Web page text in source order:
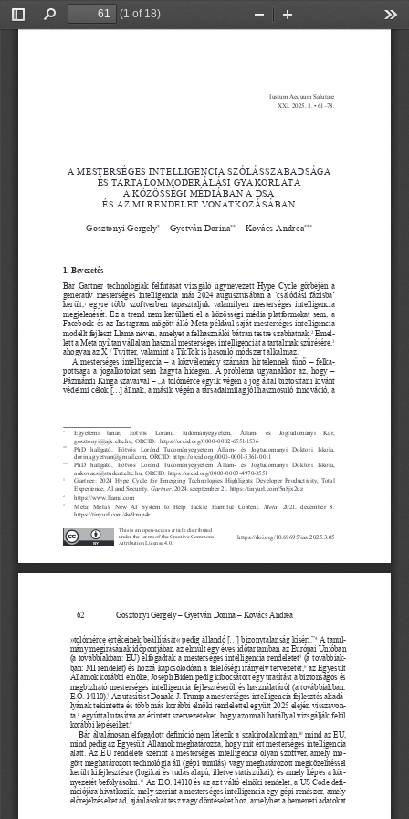
Toggle
Find
(1 of 18)
Zoom
Iustum Aequum Salutare
XXI. 2025. 3. • 61–78.
A MESTERSÉGES INTELLIGENCIA SZÓLÁSSZABADSÁGA
ÉS TARTALOMMODERÁLÁSI GYAKORLATA
A KÖZÖSSÉGI MÉDIÁBAN A DSA
ÉS AZ MI RENDELET VONATKOZÁSÁBAN
Gosztonyi Gergely* – Gyetván Dorina** – Kovács Andrea***
1. Bevezetés
Bár  Gartner  technológiák  felfutását  vizsgáló  úgynevezett  Hype  Cycle  görbéjén  a
generatív  mesterséges  intelligencia  már  2024  augusztusában  a  ‘csalódási  fázisba’
került, 1
  egyre  több  szoftverben  tapasztaljuk  valamilyen  mesterséges  intelligencia
megjelenését.  Ez  a  trend  nem  kerülheti  el  a  közösségi  média  platformokat  sem,  a
Facebook  és  az  Instagram  mögött  álló  Meta  például  saját  mesterséges  intelligencia
modellt fejleszt Llama néven, amelyet a felhasználói bátran testre szabhatnak. 2 Emel-
lett a Meta nyíltan vállaltan használ mesterséges intelligenciát a tartalmak szűrésére, 3
ahogyan az X / Twitter, valamint a TikTok is hasonló módszert alkalmaz.
A mesterséges intelligencia – a közvélemény számára hirtelennek tűnő – felka-
pottsága  a  jogalkotókat  sem  hagyta  hidegen.  A  probléma  ugyanakkor  az,  hogy  –
Pázmándi Kinga szavaival – „a tolómérce egyik végén a jog által biztosítani kívánt
védelmi célok [...] állnak, a másik végén a társadalmilag jól hasznosuló innováció, a
*
     Egyetemi     tanár,     Eötvös     Loránd     Tudományegyetem,     Állam-     és     Jogtudományi     Kar,
gosztonyi@ajk.elte.hu, ORCID:  https://orcid.org/0000-0002-6551-1536
** PhD   hallgató,   Eötvös   Loránd   Tudományegyetem   Állam-   és   Jogtudományi   Doktori   Iskola,
dorina.gyetvan@gmail.com, ORCID: https://orcid.org/0000-0001-5361-0011
***
PhD   hallgató,   Eötvös   Loránd   Tudományegyetem   Állam-   és   Jogtudományi   Doktori   Iskola,
ankovacs@student.elte.hu, ORCID: https://orcid.org/0000-0003-4970-3551
1
  Gartner:  2024  Hype  Cycle  for  Emerging  Technologies  Highlights  Developer  Productivity,  Total
Experience, AI and Security. Gartner, 2024. szeptember 21. https://tinyurl.com/5n8jx2uz
2 https://www.llama.com
3
   Meta:   Meta’s   New   AI   System   to   Help   Tackle   Harmful   Content.
Meta,
   2021.   december   8.
https://tinyurl.com/4w9xup4r
This is an open-access article distributed
under the terms of the Creative Commons
Attribution License 4.0.
https://doi.org/10.69695/ias.2025.3.05
Gosztonyi Gergely – Gyetván Dorina – Kovács Andrea
62
»tolómérce értékeinek beállítását« pedig állandó [...] bizonytalanság kíséri.”4 A tanul-
mány megírásának időpontjában az elmúlt egy éves időtartamban az Európai Unióban
(a továbbiakban: EU) elfogadták a mesterséges intelligencia rendeletet5
  (a  továbbiak
-
ban: MI rendelet) és hozzá kapcsolódóan a felelőségi irányelv tervezetet,6 az Egyesült
Államok korábbi elnöke, Joseph Biden pedig kibocsátott egy utasítást a biztonságos és
megbízható mesterséges intelligencia fejlesztéséről és használatáról (a továbbiakban:
E.O. 14110).7 Az utasítást Donald J. Trump a mesterséges intelligencia fejlesztés akadá-
lyának tekintette és több más korábbi elnöki rendelettel együtt 2025 elején visszavon-
ta,8 egyúttal utasítva az érintett szervezeteket, hogy azonnali hatállyal vizsgálják felül
korábbi lépéseiket.9
Bár általánosan elfogadott definíció nem létezik a szakirodalomban, 10 mind az EU,
mind pedig az Egyesült Államok meghatározza, hogy mit ért mesterséges intelligencia
alatt. Az EU rendelete szerint a mesterséges intelligencia olyan szoftver, amely mö-
gött meghatározott technológia áll (gépi tanulás) vagy meghatározott megközelítéssel
került kifejlesztésre (logikai és tudás alapú, illetve statisztikai), és amely képes a kör-
nyezetét befolyásolni.
11 Az E.O. 14110 és az azt váltó elnöki rendelet, a US Code defi-
níciójára hivatkozik, mely szerint a mesterséges intelligencia egy gépi rendszer, amely
előrejelzéseket ad, ajánlásokat tesz vagy döntéseket hoz, amelyhez a bemeneti adatokat